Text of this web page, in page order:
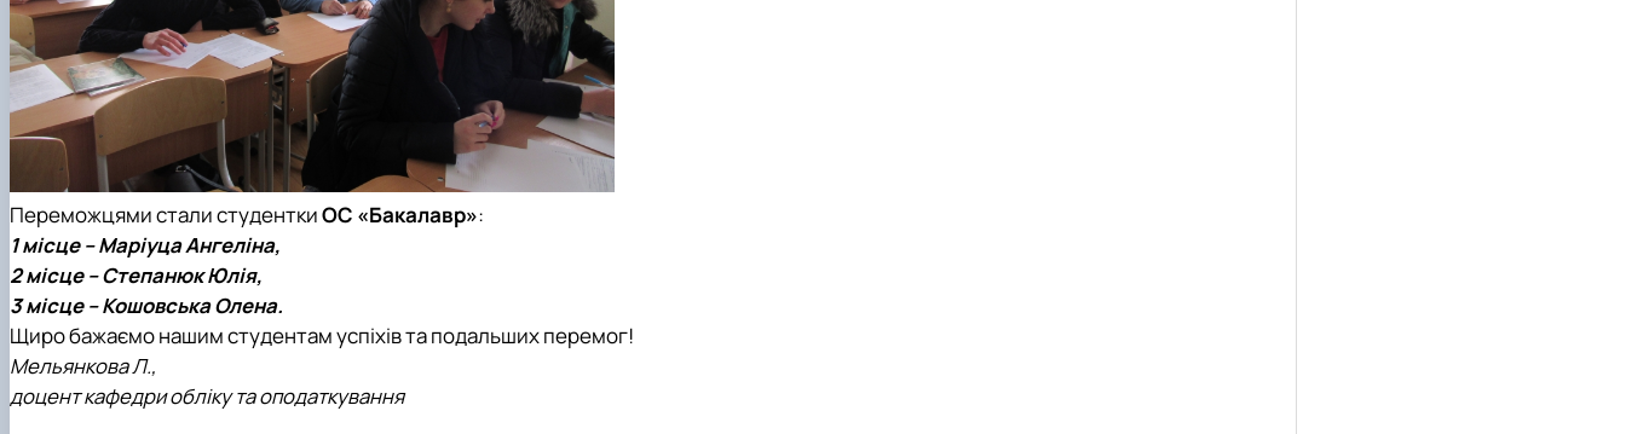
Переможцями сталистуденткиОС «Бакалавр»:
1 місце –Маріуца Ангеліна,
2 місце –Степанюк Юлія,
3 місце – Кошовська Олена.
Щиро бажаємо нашим студентам успіхів та подальших перемог!
Мельянкова Л.,
доцент кафедриобліку та оподаткування